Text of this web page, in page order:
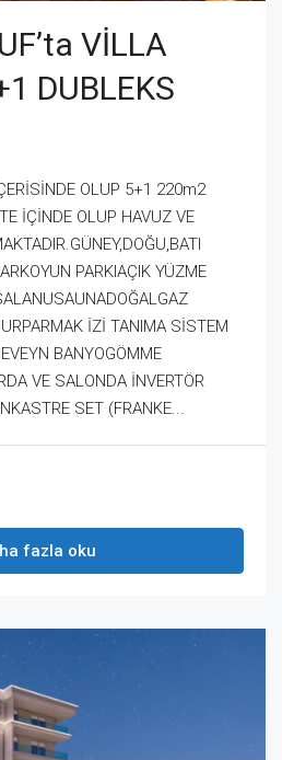
VİLLA
DUBLEKS
OLUP 5+1 220m2
İÇİNDE OLUP HAVUZ VE
PARKIAÇIK YÜZME
İZİ TANIMA SİSTEM
BANYOGÖMME
VE SALONDA İNVERTÖR
SET (FRANKE...
fazla oku